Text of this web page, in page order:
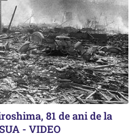
81 de ani de la
- VIDEO